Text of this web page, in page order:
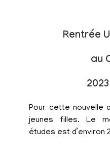
Rentrée
au
Pour cette nouvelle
jeunes filles. Le
études est d’environ